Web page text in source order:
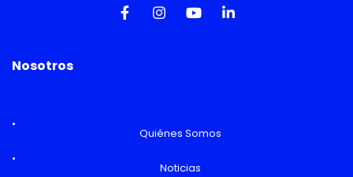
Nosotros
Quiénes Somos
Noticias